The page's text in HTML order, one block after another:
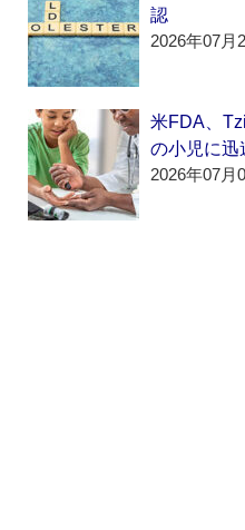
認
2026年07月
米FDA、
の小児に迅
2026年07月